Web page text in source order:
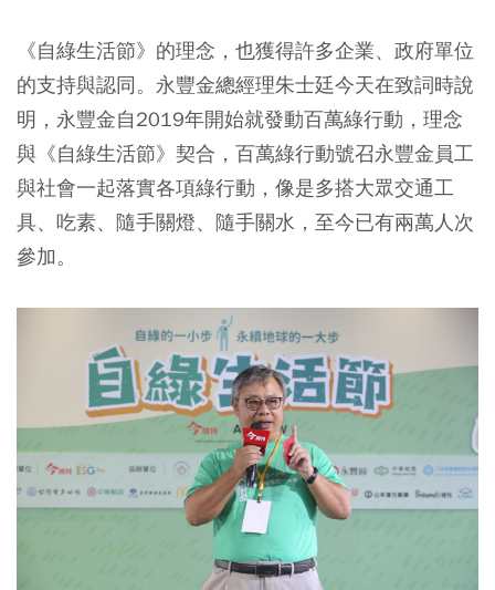
《自綠生活節》的理念，也獲得許多企業、政府單位
的支持與認同。永豐金總經理朱士廷今天在致詞時說
明，永豐金自2019年開始就發動百萬綠行動，理念
與《自綠生活節》契合，百萬綠行動號召永豐金員工
與社會一起落實各項綠行動，像是多搭大眾交通工
具、吃素、隨手關燈、隨手關水，至今已有兩萬人次
參加。